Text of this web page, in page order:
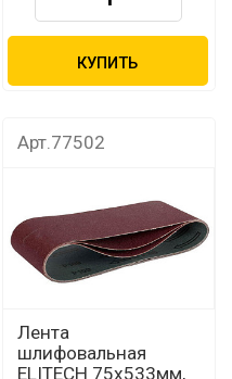
КУПИТЬ
Арт.77502
Лента
шлифовальная
ELITECH 75х533мм,